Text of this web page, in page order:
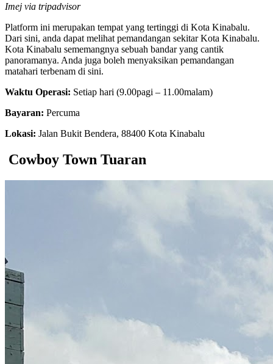
Imej via tripadvisor
Platform ini merupakan tempat yang tertinggi di Kota Kinabalu.
Dari sini, anda dapat melihat pemandangan sekitar Kota Kinabalu.
Kota Kinabalu sememangnya sebuah bandar yang cantik
panoramanya. Anda juga boleh menyaksikan pemandangan
matahari terbenam di sini.
Waktu Operasi: Setiap hari (9.00pagi – 11.00malam)
Bayaran: Percuma
Lokasi: Jalan Bukit Bendera, 88400 Kota Kinabalu
Cowboy Town Tuaran